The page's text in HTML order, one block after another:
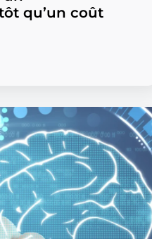
qu’un coût